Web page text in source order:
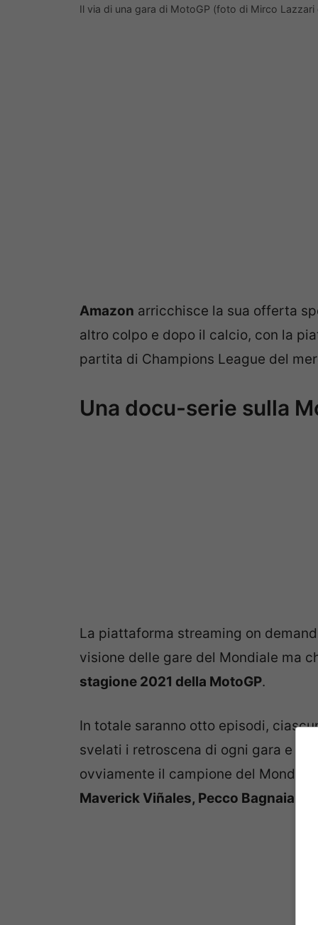
Il via di una gara di MotoGP (foto di Mirco
Amazon arricchisce la sua offerta
altro colpo e dopo il calcio, con la
partita di Champions League del
Una docu-serie sulla
La piattaforma streaming on
visione delle gare del Mondiale ma
stagione 2021 della MotoGP.
In totale saranno otto episodi,
svelati i retroscena di ogni gara e
ovviamente il campione del Mondo
Maverick Viñales, Pecco Bagnaia